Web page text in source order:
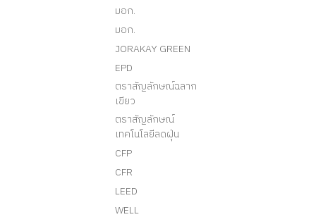
มอก.
มอก.
JORAKAY GREEN
EPD
ตราสัญลักษณ์ฉลาก
เขียว
ตราสัญลักษณ์
เทคโนโลยีลดฝุ่น
CFP
CFR
LEED
WELL